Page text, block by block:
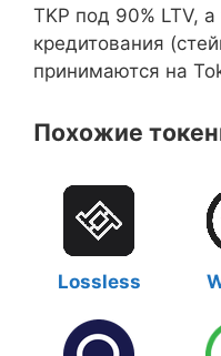
TKP под 90% LTV,
кредитования
принимаются на
Похожие
Lossless